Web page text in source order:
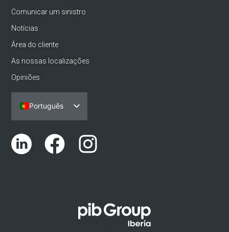
Comunicar um sinistro
Notícias
Área do cliente
As nossas localizações
Opiniões
Português
Español
English (UK)